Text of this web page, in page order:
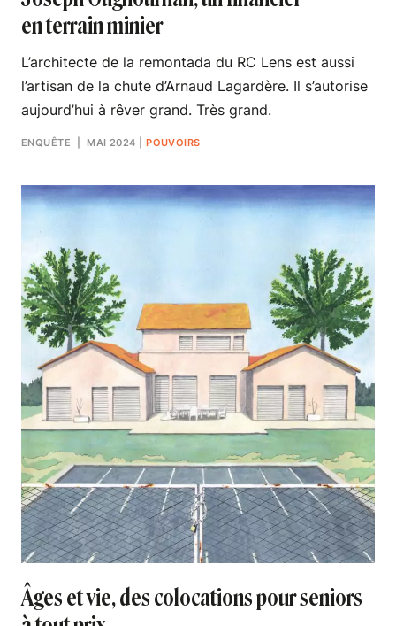
en terrain minier
L’architecte de la remontada du RC Lens est aussi
l’artisan de la chute d’Arnaud Lagardère. Il s’autorise
aujourd’hui à rêver grand. Très grand.
ENQUÊTE | MAI 2024 |POUVOIRS
Âges et vie, des colocations pour seniors